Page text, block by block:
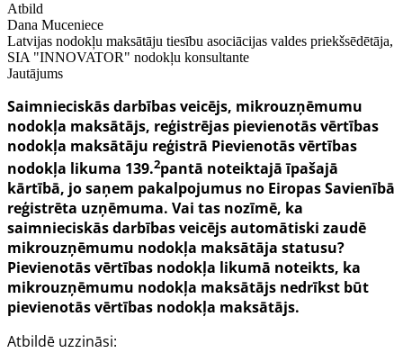
Atbild
Dana Muceniece
Latvijas nodokļu maksātāju tiesību asociācijas valdes priekšsēdētāja,
SIA "INNOVATOR" nodokļu konsultante
Jautājums
Saimnieciskās darbības veicējs, mikrouzņēmumu
nodokļa maksātājs, reģistrējas pievienotās vērtības
nodokļa maksātāju reģistrā Pievienotās vērtības
nodokļa likuma 139.2pantā noteiktajā īpašajā
kārtībā, jo saņem pakalpojumus no Eiropas Savienībā
reģistrēta uzņēmuma. Vai tas nozīmē, ka
saimnieciskās darbības veicējs automātiski zaudē
mikrouzņēmumu nodokļa maksātāja statusu?
Pievienotās vērtības nodokļa likumā noteikts, ka
mikrouzņēmumu nodokļa maksātājs nedrīkst būt
pievienotās vērtības nodokļa maksātājs.
Atbildē uzzināsi: